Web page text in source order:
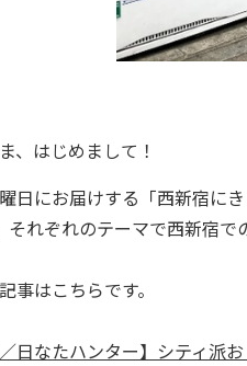
、はじめまして！
日にお届けする「西新宿に
それぞれのテーマで西新宿で
事はこちらです。
／日なたハンター】シティ